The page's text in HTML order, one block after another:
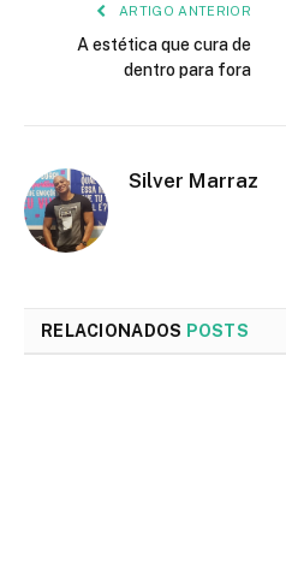
ARTIGO ANTERIOR
A estética que cura de
dentro para fora
Silver Marraz
RELACIONADOS POSTS